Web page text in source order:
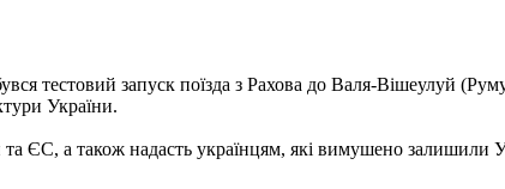
тестовий запуск поїзда з Рахова до Валя-Вішеулуй
України.
ЄС, а також надасть українцям, які вимушено залишили